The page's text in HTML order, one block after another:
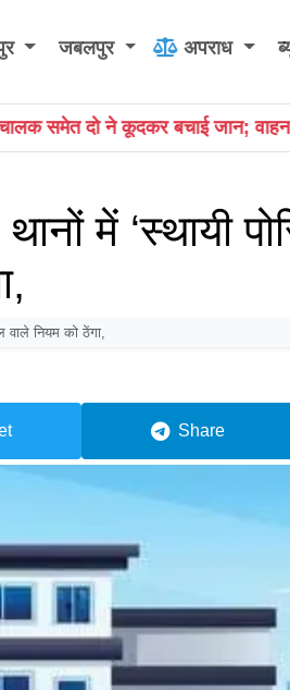
जबलपुर अपराध
जान; वाहन जलकर राख TVS
में ‘स्थायी
वाले नियम को ठेंगा,
Share